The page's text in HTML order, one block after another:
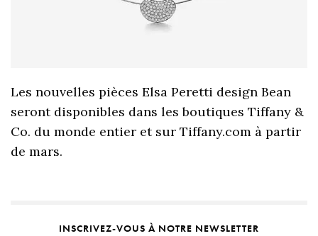
Les nouvelles pièces Elsa Peretti design Bean
seront disponibles dans les boutiques Tiffany &
Co. du monde entier et sur Tiffany.com à partir
de mars.
INSCRIVEZ-VOUS À NOTRE NEWSLETTER